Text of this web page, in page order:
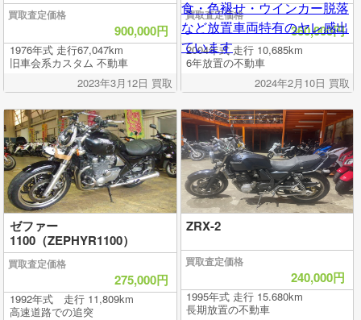
買取査定価格
900,000円
1976年式 走行67,047km
旧車会系カスタム 不動車
2023年3月12日 買取
買取査定価格
360,000円
2004年式 走行 10,685km
6年放置の不動車
2024年2月10日 買取
ゼファー
1100（ZEPHYR1100）
買取査定価格
275,000円
1992年式 走行 11,809km
高速道路での追突
ZRX-2
買取査定価格
240,000円
1995年式 走行 15.680km
長期放置の不動車